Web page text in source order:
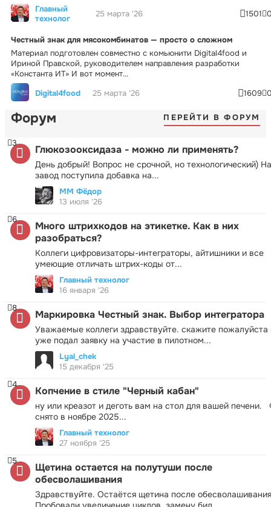
Главный
технолог
25 марта '26 1501
Честный знак для мясокомбинатов — просто о сложном
Материал подготовлен совместно с комьюнити Digital4food и
Ириной Правской, руководителем направления разработки
«Константа ИТ» И вот момент...
Digital4food
25 марта '26 1609
Форум ПЕРЕЙТИ В ФОРУМ
Глюкозооксидаза - можно ли применять?
День добрый! Вопрос не срочной, но технологический) На
завод поступила добавка на...
3
ММ Фёдор
13 июля '26
Много штрихкодов на этикетке. Как в них
разобраться?
Коллеги цифровизаторы-интеграторы, айтишники и все
умеющие отличать штрих-коды от...
6
Главный технолог
16 января '26
Маркировка Честный знак. Выбор интегратора
Уважаемые коллеги здравствуйте. скажите пожалуйста
уже подал заявку на участие в пилотном...
8
Lyal_chek
15 декабря '25
Копчение в стиле "Черный кабан"
ну или креазот и деготь вам на стол для вашей печени.
снято в ноябре 2025...
4
Главный технолог
27 ноября '25
Щетина остается на полутуши после
обесволашивания
Здравствуйте. Остаётся щетина после
5